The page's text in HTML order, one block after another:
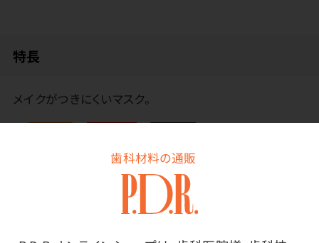
歯科材料の通販
特長
メイクがつきにくいマスク。